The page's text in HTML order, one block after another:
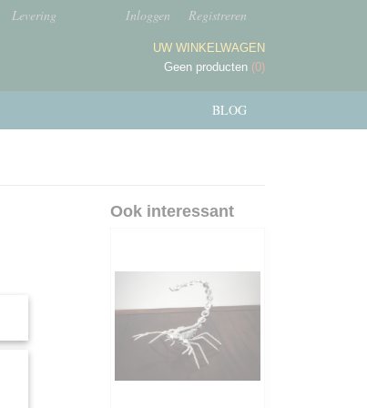
Levering Inloggen Registreren
UW WINKELWAGEN
Geen producten (0)
BLOG
Ook interessant